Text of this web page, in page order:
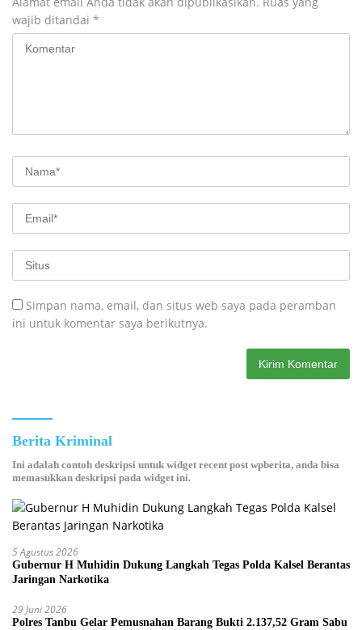
wajib ditandai *
Simpan nama, email, dan situs web saya pada peramban
ini untuk komentar saya berikutnya.
Berita Kriminal
Ini adalah contoh deskripsi untuk widget recent post wpberita, anda bisa
memasukkan deskripsi pada widget ini.
5 Agustus 2026
Gubernur H Muhidin Dukung Langkah Tegas Polda Kalsel Berantas
Jaringan Narkotika
29 Juni 2026
Polres Tanbu Gelar Pemusnahan Barang Bukti 2.137,52 Gram Sabu